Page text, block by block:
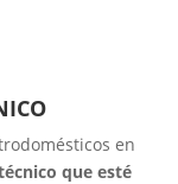
en
que esté